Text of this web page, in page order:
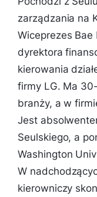
zarządzania na
Wiceprezes
dyrektora
kierowania
firmy LG. Ma
branży, a w
Jest
Seulskiego, a
Washington
W
kierowniczy